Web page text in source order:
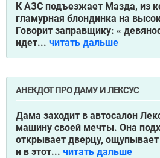
К АЗС подъезжает Мазда, из
гламурная блондинка на
Говорит заправщику: «
идет... читать дальше
АНЕКДОТ ПРО ДАМУ И ЛЕКСУС
Дама заходит в автосалон
машину своей мечты. Она
открывает дверцу,
и в этот... читать дальше